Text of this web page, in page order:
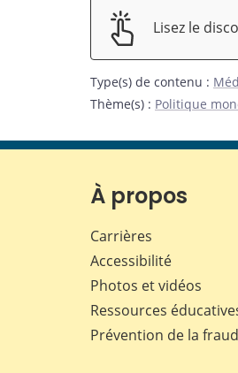
Lisez le
Type(s) de contenu :
Thème(s) : Politique
À propos
Carrières
Accessibilité
Photos et vidéos
Ressources
Prévention de la